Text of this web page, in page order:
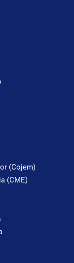
(Cojem)
(CME)